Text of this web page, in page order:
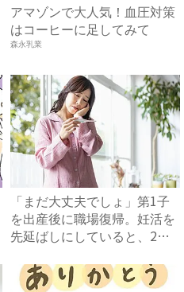
アマゾンで大人気！血圧対策
はコーヒーに足してみて
森永乳業
「まだ大丈夫でしょ」第1子
を出産後に職場復帰。妊活を
先延ばしにしていると、2人